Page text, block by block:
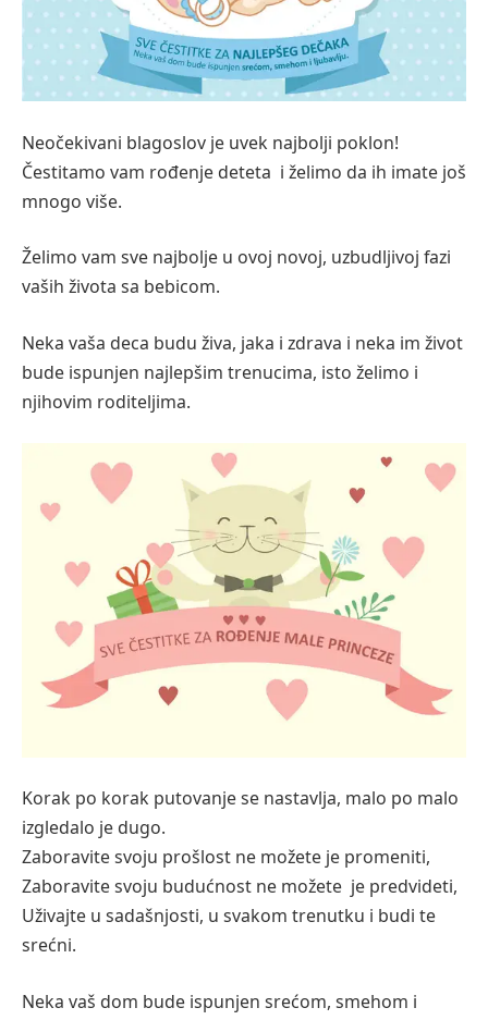
Neočekivani blagoslov je uvek najbolji poklon!
Čestitamo vam rođenje deteta i želimo da ih imate još
mnogo više.
Želimo vam sve najbolje u ovoj novoj, uzbudljivoj fazi
vaših života sa bebicom.
Neka vaša deca budu živa, jaka i zdrava i neka im život
bude ispunjen najlepšim trenucima, isto želimo i
njihovim roditeljima.
Korak po korak putovanje se nastavlja, malo po malo
izgledalo je dugo.
Zaboravite svoju prošlost ne možete je promeniti,
Zaboravite svoju budućnost ne možete je predvideti,
Uživajte u sadašnjosti, u svakom trenutku i budi te
srećni.
Neka vaš dom bude ispunjen srećom, smehom i